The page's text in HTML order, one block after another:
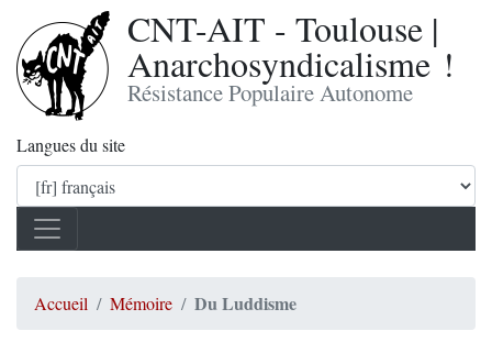
CNT-AIT - Toulouse |
Anarchosyndicalisme !
Résistance Populaire Autonome
Langues du site
Accueil Mémoire Du Luddisme